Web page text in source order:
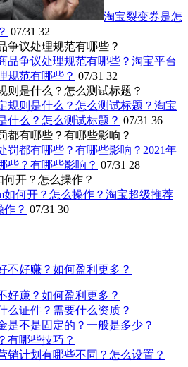
淘宝裂变券是怎
07/31 32
争议处理规范有哪些？
淘宝平台
规范有哪些？ 07/31 32
则是什么？怎么测试标题？
淘宝
什么？怎么测试标题？ 07/31 36
都有哪些？有哪些影响？
2021年
些？有哪些影响？ 07/31 28
开？怎么操作？
淘宝超级推荐
作？ 07/31 30
好赚？如何盈利更多？
么证件？需要什么资质？
是不是固定的？一般是多少？
有哪些技巧？
销计划有哪些不同？怎么设置？